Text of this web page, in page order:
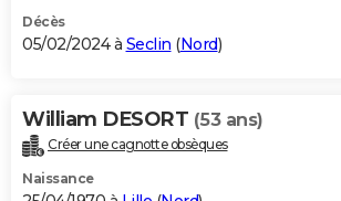
Décès
05/02/2024 à Seclin (Nord)
William DESORT (53 ans)
Créer une cagnotte obsèques
Naissance